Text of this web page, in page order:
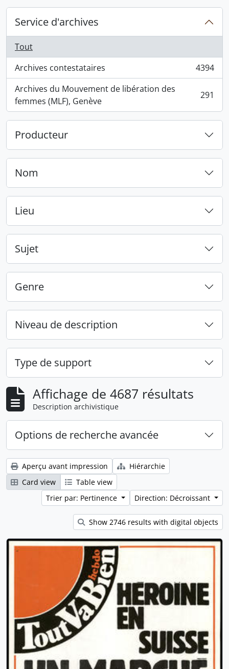
Service d'archives
Tout
Archives contestataires
, 4394 résultats
4394
Archives du Mouvement de libération des
femmes (MLF), Genève
, 291 résultats 291
Producteur
Nom
Lieu
Sujet
Genre
Niveau de description
Type de support
Affichage de 4687 résultats
Description archivistique
Options de recherche avancée
Aperçu avant impression
Hiérarchie
Card view
Table view
Trier par: Pertinence
Direction: Décroissant
Show 2746 results with digital objects